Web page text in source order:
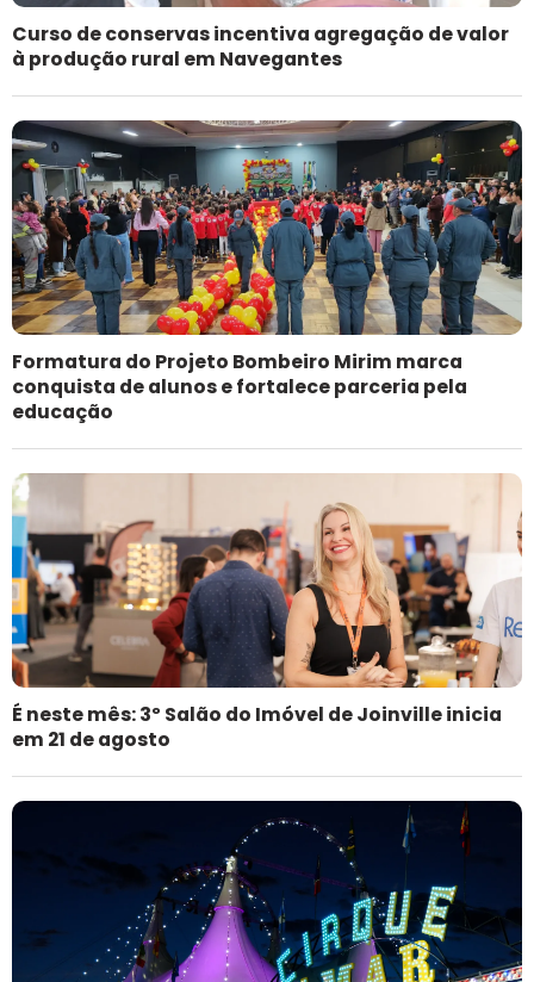
Curso de conservas incentiva agregação de valor
à produção rural em Navegantes
Formatura do Projeto Bombeiro Mirim marca
conquista de alunos e fortalece parceria pela
educação
É neste mês: 3º Salão do Imóvel de Joinville inicia
em 21 de agosto